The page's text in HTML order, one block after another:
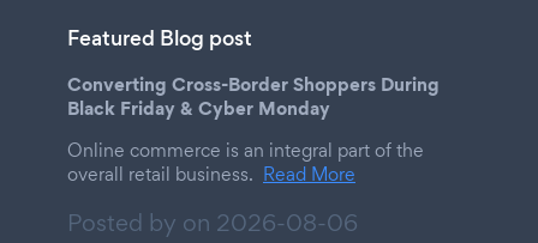
Featured Blog post
Converting Cross-Border Shoppers During
Black Friday & Cyber Monday
Online commerce is an integral part of the
overall retail business. Read More
Posted by on 2026-08-06